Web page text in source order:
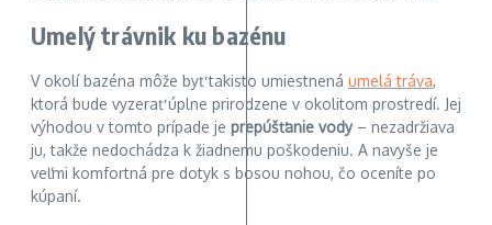
Umelý trávnik ku bazénu
V okolí bazéna môže byť takisto umiestnená umelá tráva,
ktorá bude vyzerať úplne prirodzene v okolitom prostredí. Jej
výhodou v tomto prípade je prepúšťanie vody– nezadržiava
ju, takže nedochádza k žiadnemu poškodeniu. A navyše je
veľmi komfortná pre dotyk s bosou nohou, čo oceníte po
kúpaní.